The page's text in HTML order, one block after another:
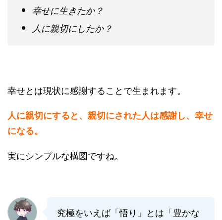
幸せに生きたか？
人に親切にしたか？
幸せとは現状に感謝することで生まれます。
人に親切にすると、親切にされた人は感謝し、幸せ
になる。
実にシンプルな構図ですね。
究極をいえば「悟り」とは「豊かな